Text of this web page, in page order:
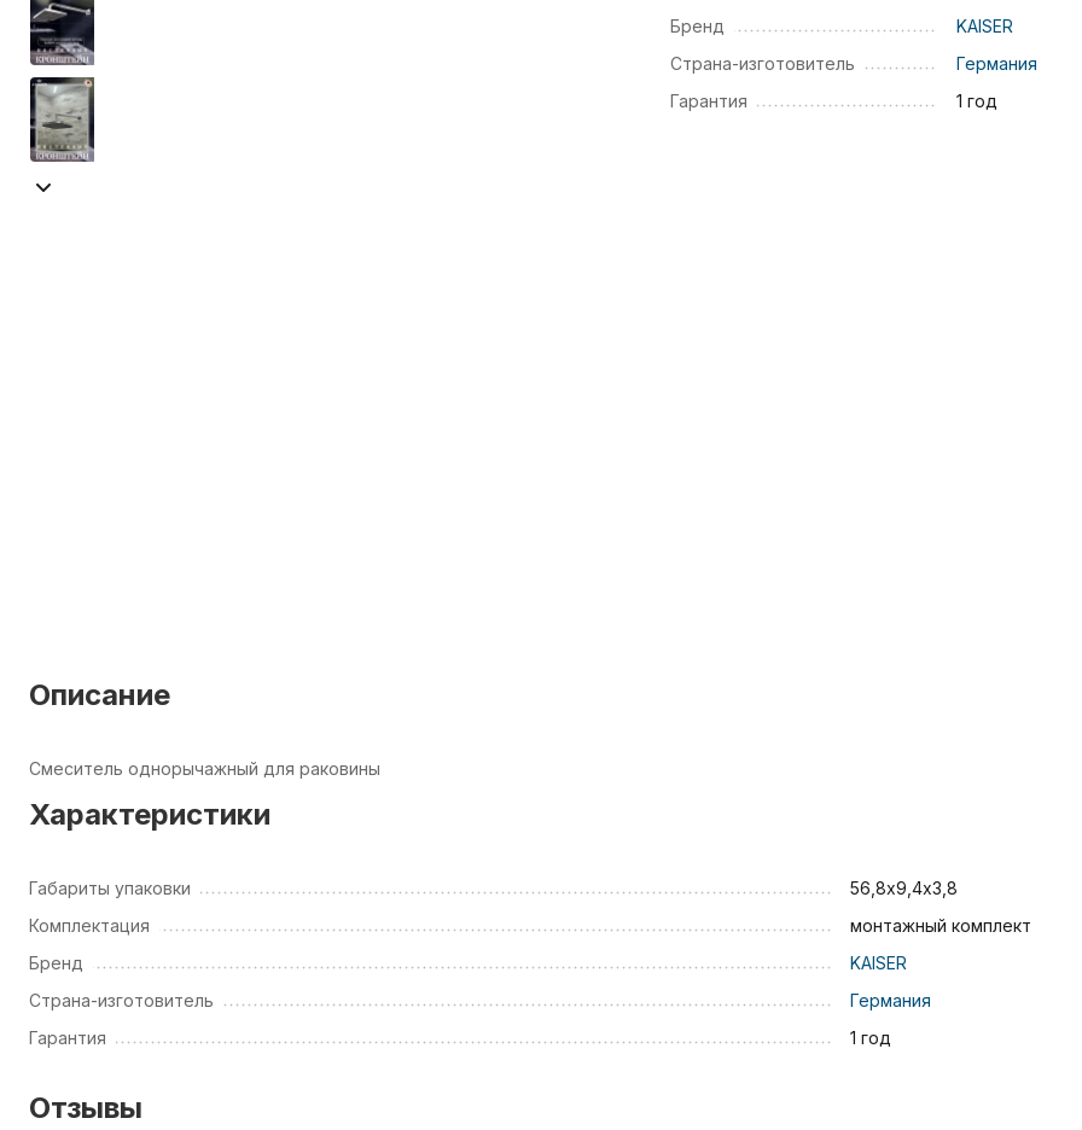
Бренд
KAISER
Страна-изготовитель
Германия
Гарантия
1 год
Описание
Смеситель однорычажный для раковины
Характеристики
Габариты упаковки
56,8х9,4х3,8
Комплектация
монтажный комплект
Бренд
KAISER
Страна-изготовитель
Германия
Гарантия
1 год
Отзывы